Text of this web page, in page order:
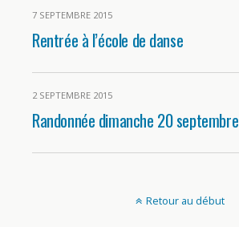
7 SEPTEMBRE 2015
Rentrée à l’école de danse
2 SEPTEMBRE 2015
Randonnée dimanche 20 septembre
Retour au début